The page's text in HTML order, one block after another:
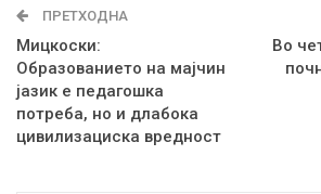
ПРЕТХОДНА
Мицкоски:
Образованието на мајчин
јазик е педагошка
потреба, но и длабока
цивилизациска вредност
Во